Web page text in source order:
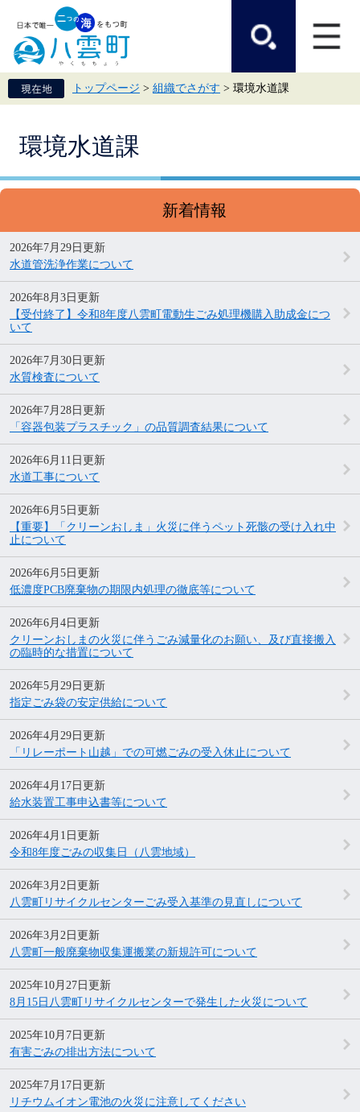
頭
で
す。
飛
ば
し
トップページ > 組織でさがす > 環境水道課
環境水道課
新着情報
2026年7月29日更新
水道管洗浄作業について
2026年8月3日更新
【受付終了】令和8年度八雲町電動生ごみ処理機購入助成金につ
いて
2026年7月30日更新
水質検査について
2026年7月28日更新
「容器包装プラスチック」の品質調査結果について
2026年6月11日更新
水道工事について
2026年6月5日更新
【重要】「クリーンおしま」火災に伴うペット死骸の受け入れ中
止について
2026年6月5日更新
低濃度PCB廃棄物の期限内処理の徹底等について
2026年6月4日更新
クリーンおしまの火災に伴うごみ減量化のお願い、及び直接搬入
の臨時的な措置について
2026年5月29日更新
指定ごみ袋の安定供給について
2026年4月29日更新
「リレーポート山越」での可燃ごみの受入休止について
2026年4月17日更新
給水装置工事申込書等について
2026年4月1日更新
令和8年度ごみの収集日（八雲地域）
2026年3月2日更新
八雲町リサイクルセンターごみ受入基準の見直しについて
2026年3月2日更新
八雲町一般廃棄物収集運搬業の新規許可について
2025年10月27日更新
8月15日八雲町リサイクルセンターで発生した火災について
2025年10月7日更新
有害ごみの排出方法について
2025年7月17日更新
リチウムイオン電池の火災に注意してください